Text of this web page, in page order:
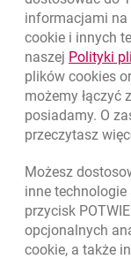
Nawigacja
Zadzwoń do
801 331
(+48) 22 598 40
Znajdź
Oceń nas
informacjami na
cookie i innych
naszej Polityki
plików cookies
możemy łączyć
posiadamy. O
przeczytasz
Możesz
inne
przycisk
opcjonalnych
cookie, a także